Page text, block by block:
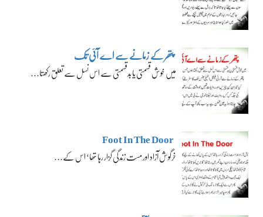
پتھر کے زمانے سے اے آئی تک
میں خوش قسمتی یا بدقسمتی سے اس نسل سے تعلق رکھتا…
Foot In The Door
خرگوش آزاد اور مست زندگی گزار رہا تھا‘ اس کے…